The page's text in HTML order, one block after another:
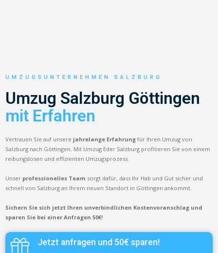
UMZUGSUNTERNEHMEN SALZBURG
Umzug Salzburg Göttingen
mit Erfahren
Vertrauen Sie auf unsere jahrelange Erfahrung für Ihren Umzug von
Salzburg nach Göttingen. Mit Umzug Eder Salzburg profitieren Sie von einem
reibungslosen und effizienten Umzugsprozess.
Unser professionelles Team sorgt dafür, dass Ihr Hab und Gut sicher und
schnell von Salzburg an Ihrem neuen Standort in Göttingen ankommt.
Sichern Sie sich jetzt Ihren unverbindlichen Kostenvoranschlag und
sparen Sie bei einer Anfragen 50€!
Jetzt anfragen und 50€ sparen!